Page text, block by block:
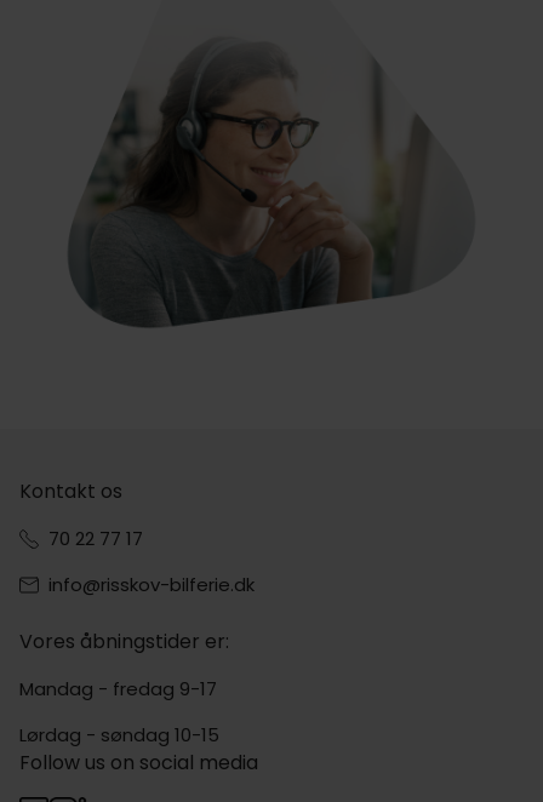
Kontakt os
70 22 77 17
info@risskov-bilferie.dk
Vores åbningstider er:
Mandag - fredag 9-17
Lørdag - søndag 10-15
Follow us on social media